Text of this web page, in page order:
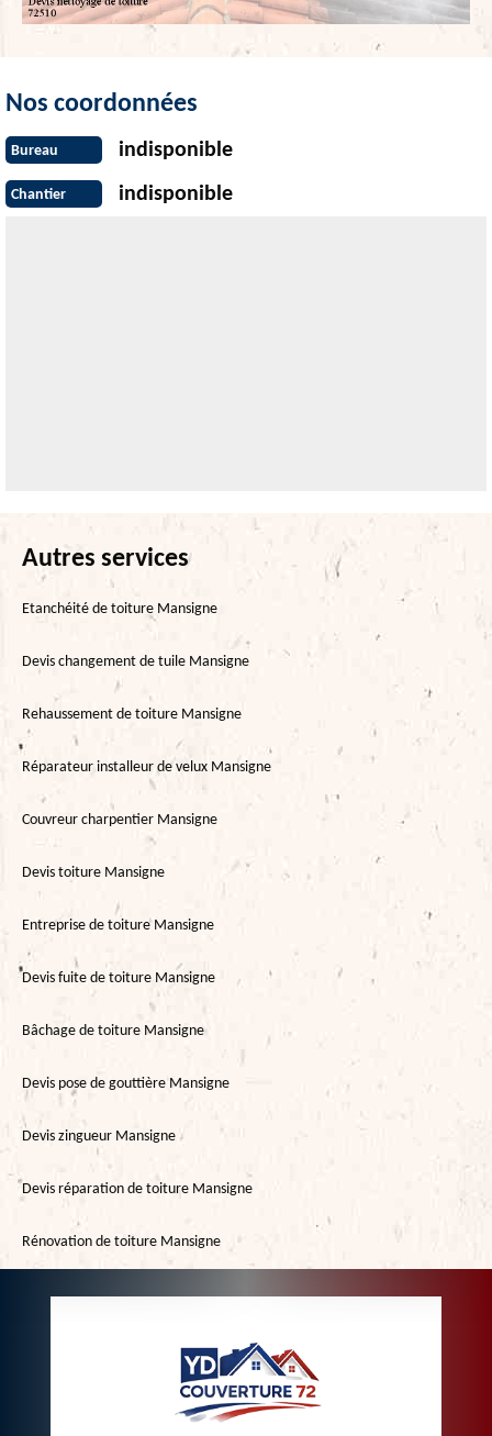
Nos coordonnées
Bureau indisponible
Chantier indisponible
Autres services
Etanchéité de toiture Mansigne
Devis changement de tuile Mansigne
Rehaussement de toiture Mansigne
Réparateur installeur de velux Mansigne
Couvreur charpentier Mansigne
Devis toiture Mansigne
Entreprise de toiture Mansigne
Devis fuite de toiture Mansigne
Bâchage de toiture Mansigne
Devis pose de gouttière Mansigne
Devis zingueur Mansigne
Devis réparation de toiture Mansigne
Rénovation de toiture Mansigne